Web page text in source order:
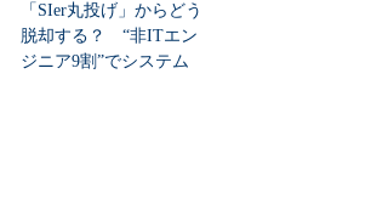
「SIer丸投げ」からどう
脱却する？ “非ITエン
ジニア9割”でシステム